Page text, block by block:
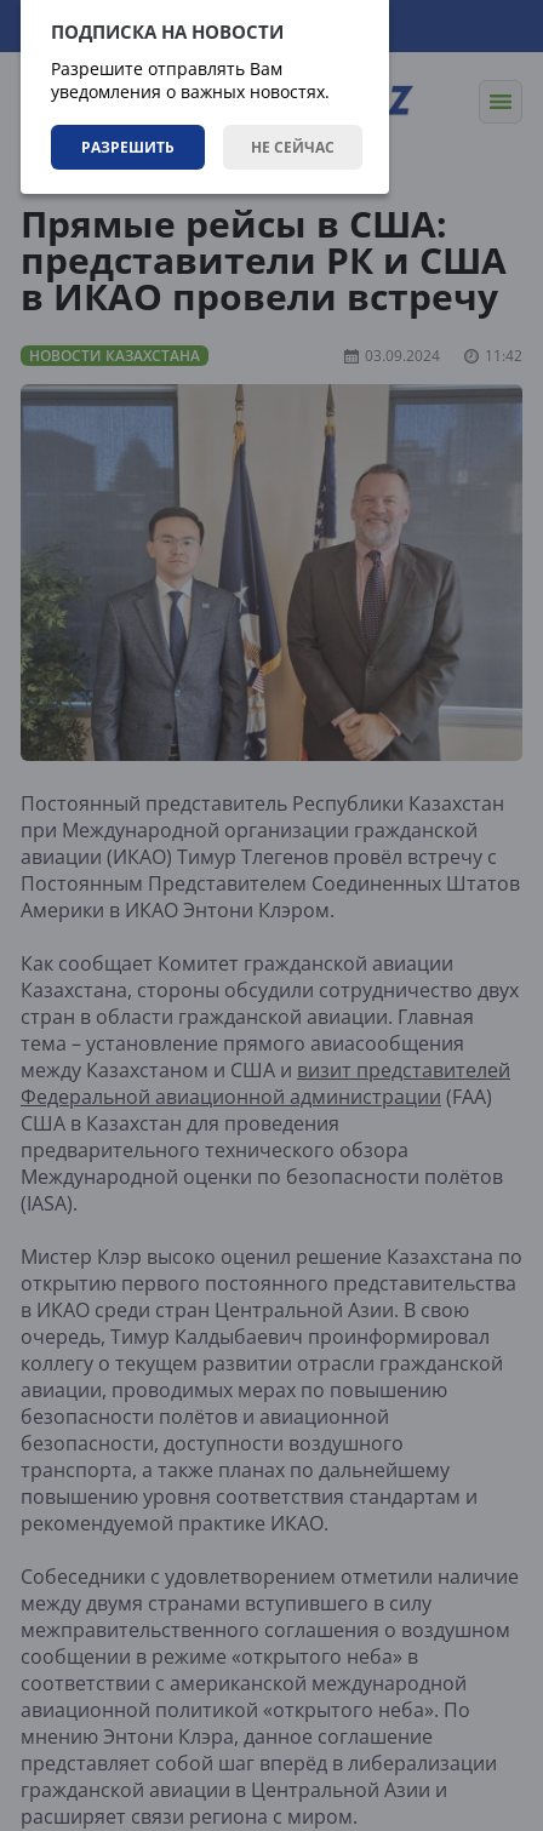
ПОДПИСКА НА НОВОСТИ
Разрешите отправлять Вам
уведомления о важных новостях.
РАЗРЕШИТЬ НЕ СЕЙЧАС
08.08.2026 03:42:34
Прямые рейсы в США:
представители РК и США
в ИКАО провели встречу
НОВОСТИ КАЗАХСТАНА 03.09.2024 11:42
Постоянный представитель Республики Казахстан
при Международной организации гражданской
авиации (ИКАО) Тимур Тлегенов провёл встречу с
Постоянным Представителем Соединенных Штатов
Америки в ИКАО Энтони Клэром.
Как сообщает Комитет гражданской авиации
Казахстана, стороны обсудили сотрудничество двух
стран в области гражданской авиации. Главная
тема – установление прямого авиасообщения
между Казахстаном и США и визит представителей
Федеральной авиационной администрации (FAA)
США в Казахстан для проведения
предварительного технического обзора
Международной оценки по безопасности полётов
(IASA).
Мистер Клэр высоко оценил решение Казахстана по
открытию первого постоянного представительства
в ИКАО среди стран Центральной Азии. В свою
очередь, Тимур Калдыбаевич проинформировал
коллегу о текущем развитии отрасли гражданской
авиации, проводимых мерах по повышению
безопасности полётов и авиационной
безопасности, доступности воздушного
транспорта, а также планах по дальнейшему
повышению уровня соответствия стандартам и
рекомендуемой практике ИКАО.
Собеседники с удовлетворением отметили наличие
между двумя странами вступившего в силу
межправительственного соглашения о воздушном
сообщении в режиме «открытого неба» в
соответствии с американской международной
авиационной политикой «открытого неба». По
мнению Энтони Клэра, данное соглашение
представляет собой шаг вперёд в либерализации
гражданской авиации в Центральной Азии и
расширяет связи региона с миром.